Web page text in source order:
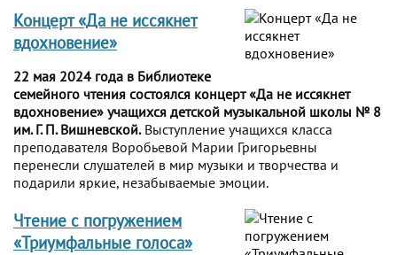
Концерт «Да не иссякнет
вдохновение»
22 мая 2024 года в Библиотеке
семейного чтения состоялся концерт «Да не иссякнет
вдохновение» учащихся детской музыкальной школы № 8
им. Г. П. Вишневской.Выступление учащихся класса
преподавателя Воробьевой Марии Григорьевны
перенесли слушателей в мир музыки и творчества и
подарили яркие, незабываемые эмоции.
Чтение с погружением
«Триумфальные голоса»